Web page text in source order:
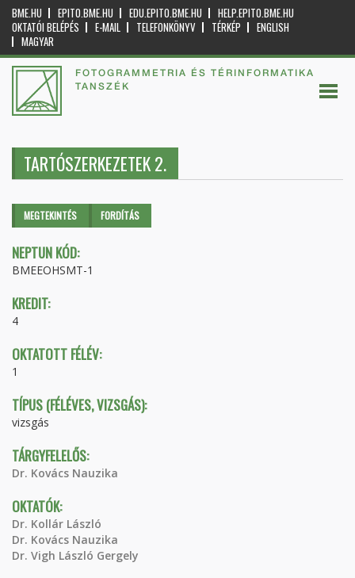
BME.HU EPITO.BME.HU EDU.EPITO.BME.HU
HELP.EPITO.BME.HU
OKTATÓI BELÉPÉS
E-MAIL TELEFONKÖNYV TÉRKÉP
ENGLISH
MAGYAR
FOTOGRAMMETRIA ÉS TÉRINFORMATIKA
TANSZÉK
TARTÓSZERKEZETEK 2.
Elsődleges fülek
MEGTEKINTÉS (AKTÍVFORDÍTÁS
NEPTUN KÓD:
BMEEOHSMT-1
KREDIT:
4
OKTATOTT FÉLÉV:
1
TÍPUS (FÉLÉVES, VIZSGÁS):
vizsgás
TÁRGYFELELŐS:
Dr. Kovács Nauzika
OKTATÓK:
Dr. Kollár László
Dr. Kovács Nauzika
Dr. Vigh László Gergely